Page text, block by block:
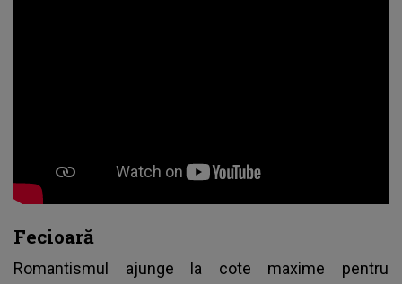
Fecioară
Romantismul ajunge la cote maxime pentru